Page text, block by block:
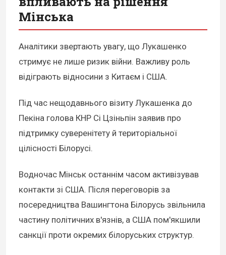
Мінська
Аналітики звертають увагу, що Лукашенко
стримує не лише ризик війни. Важливу роль
відіграють відносини з Китаєм і США.
Під час нещодавнього візиту Лукашенка до
Пекіна голова КНР Сі Цзіньпін заявив про
підтримку суверенітету й територіальної
цілісності Білорусі.
Водночас Мінськ останнім часом активізував
контакти зі США. Після переговорів за
посередництва Вашингтона Білорусь звільнила
частину політичних в'язнів, а США пом'якшили
санкції проти окремих білоруських структур.